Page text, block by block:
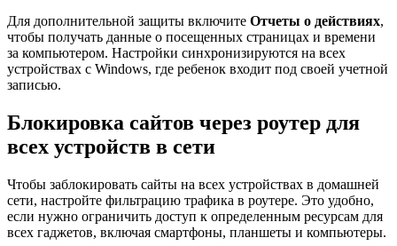
Для дополнительной защиты включите Отчеты о действиях,
чтобы получать данные о посещенных страницах и времени
за компьютером. Настройки синхронизируются на всех
устройствах с Windows, где ребенок входит под своей учетной
записью.
Блокировка сайтов через роутер для
всех устройств в сети
Чтобы заблокировать сайты на всех устройствах в домашней
сети, настройте фильтрацию трафика в роутере. Это удобно,
если нужно ограничить доступ к определенным ресурсам для
всех гаджетов, включая смартфоны, планшеты и компьютеры.